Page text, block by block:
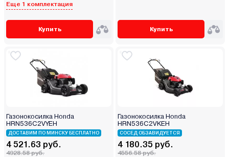
Еще 1 комплектация
Купить Купить
Газонокосилка Honda
HRN536C2VYEH
ДОСТАВИМ ПО МИНСКУ БЕСПЛАТНО
4 521.63 руб.
4928.58 руб.
Газонокосилка Honda
HRN536C2VKEН
СОСЕД ОБЗАВИДУЕТСЯ
4 180.35 руб.
4556.58 руб.